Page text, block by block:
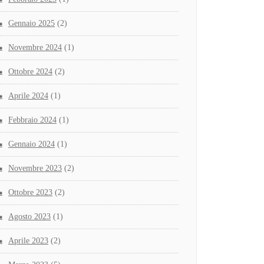
Gennaio 2025 (2)
Novembre 2024 (1)
Ottobre 2024 (2)
Aprile 2024 (1)
Febbraio 2024 (1)
Gennaio 2024 (1)
Novembre 2023 (2)
Ottobre 2023 (2)
Agosto 2023 (1)
Aprile 2023 (2)